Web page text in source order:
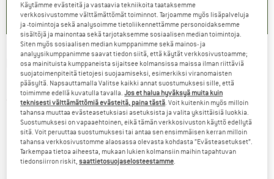
EIVY - Women's Redwood Sherpa Jacket -
Fleecetakki
(0)
Käytämme evästeitä ja vastaavia tekniikoita taataksemme
verkkosivustomme välttämättömät toiminnot. Tarjoamme myös lisäpalveluja
ja -toimintoja sekä analysoimme tietoliikennettämme personoidaksemme
sisältöjä ja mainontaa sekä tarjotaksemme sosiaalisen median toimintoja.
Siten myös sosiaalisen median kumppanimme sekä mainos- ja
analyysikumppanimme saavat tiedon siitä, että käytät verkkosivustoamme;
osa mainituista kumppaneista sijaitsee kolmansissa maissa ilman riittäviä
suojatoimenpiteitä tietojesi suojaamiseksi, esimerkiksi viranomaisten
pääsyltä. Napsauttamalla Valitse kaikki annat suostumuksesi sille, että
toimimme edellä kuvatulla tavalla.Jos et halua hyväksyä muita kuin
teknisesti välttämättömiä evästeitä, paina tästä. Voit kuitenkin myös milloin
tahansa muuttaa evästeasetuksiasi asetuksista ja valita yksittäisiä luokkia.
Suostumuksesi on vapaaehtoinen, eikä tämän verkkosivuston käyttö edellytä
sitä. Voit peruuttaa suostumuksesi tai antaa sen ensimmäisen kerran milloin
tahansa verkkosivustomme alaosassa olevasta kohdasta ”Evästeasetukset”.
Tarkempaa tietoa aiheesta, mukaan lukien kolmansiin maihin tapahtuvan
tiedonsiirron riskit,saattietosuojaselosteestamme.